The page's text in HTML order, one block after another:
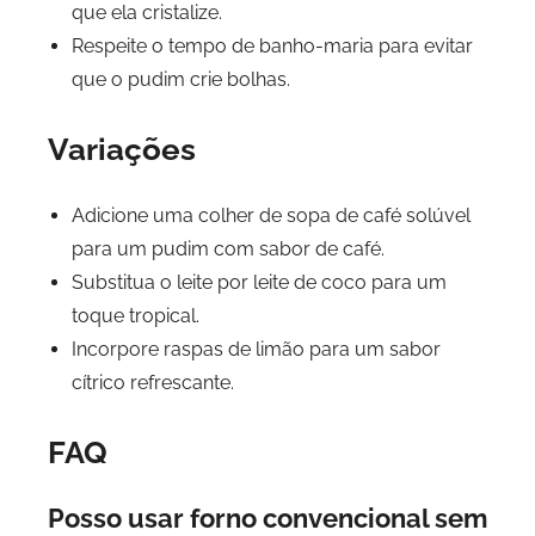
que ela cristalize.
Respeite o tempo de banho-maria para evitar
que o pudim crie bolhas.
Variações
Adicione uma colher de sopa de café solúvel
para um pudim com sabor de café.
Substitua o leite por leite de coco para um
toque tropical.
Incorpore raspas de limão para um sabor
cítrico refrescante.
FAQ
Posso usar forno convencional sem